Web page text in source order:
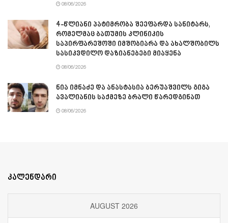
08/06/2026
4-წლიანი პატიმრობა შეეფარდა სანიტარს,
რომელმაც ბათუმის კლინიკის
საპირფარეშოში იმშობიარა და ახალშობილს
სასიკვდილო დაზიანებები მიაყენა
08/06/2026
ნია იმნაძე და ანასტასია ბერუაშვილს გიგა
ავალიანის საქმეზე ბრალი წარედგინათ
08/06/2026
კალენდარი
AUGUST 2026